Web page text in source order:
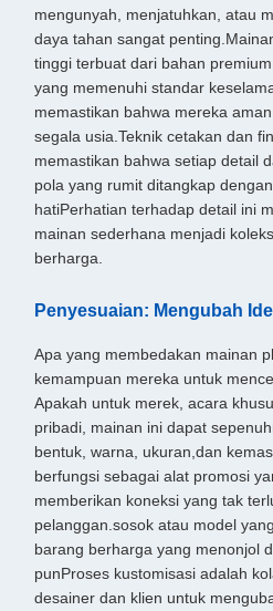
mengunyah, menjatuhkan, atau
daya tahan sangat
tinggi terbuat dari bahan
yang memenuhi standar
memastikan bahwa mereka
segala usia.Teknik cetakan dan
memastikan bahwa setiap detail
pola yang rumit ditangkap
hatiPerhatian terhadap detail ini
mainan sederhana menjadi
berharga.
Penyesuaian: Mengubah
Apa yang membedakan mainan
kemampuan mereka untuk
Apakah untuk merek, acara
pribadi, mainan ini dapat
bentuk, warna, ukuran,dan
berfungsi sebagai alat promosi
memberikan koneksi yang tak
pelanggan.sosok atau model
barang berharga yang menonjol
punProses kustomisasi adalah
desainer dan klien untuk